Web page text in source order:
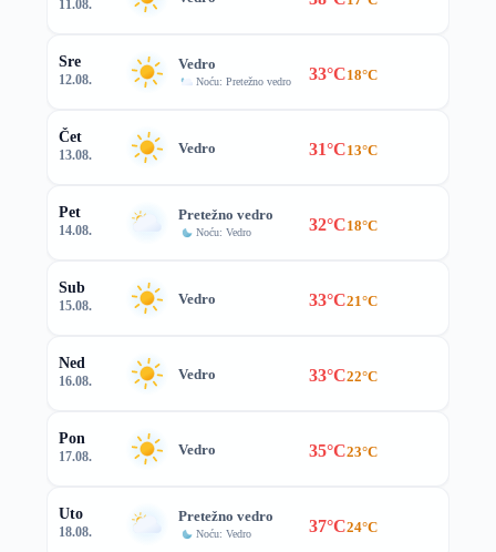
11.08.
Sre
12.08.
Vedro
Noću: Pretežno vedro 33°C18°C
Čet
13.08. Vedro 31°C13°C
Pet
14.08.
Pretežno vedro
Noću: Vedro 32°C18°C
Sub
15.08. Vedro 33°C21°C
Ned
16.08. Vedro 33°C22°C
Pon
17.08. Vedro 35°C23°C
Uto
18.08.
Pretežno vedro
Noću: Vedro 37°C24°C